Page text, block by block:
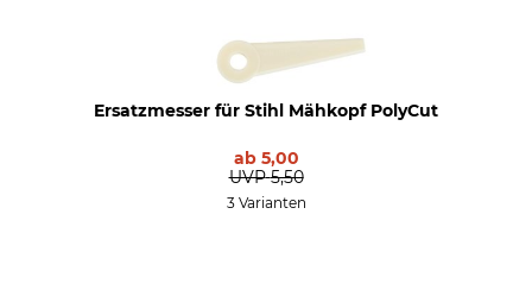
Ersatzmesser für Stihl Mähkopf PolyCut
ab 5,00
UVP 5,50
3 Varianten